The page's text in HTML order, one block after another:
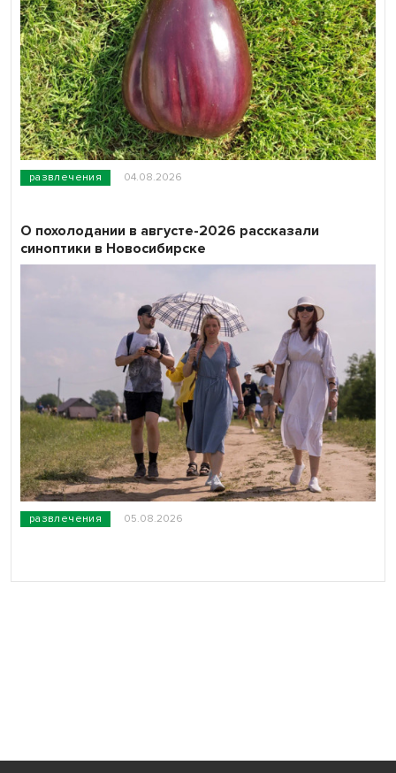
развлечения 04.08.2026
развлечения 05.08.2026
О похолодании в августе-2026 рассказали
синоптики в Новосибирске